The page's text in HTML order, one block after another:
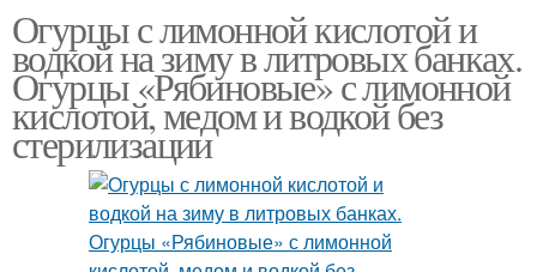
Огурцы с лимонной кислотой и
водкой на зиму в литровых банках.
Огурцы «Рябиновые» с лимонной
кислотой, медом и водкой без
стерилизации